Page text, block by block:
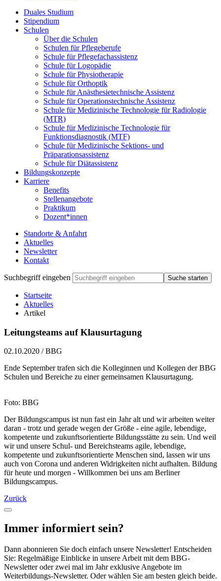
Duales Studium
Stipendium
Schulen
Über die Schulen
Schulen für Pflegeberufe
Schule für Pflegefachassistenz
Schule für Logopädie
Schule für Physiotherapie
Schule für Orthoptik
Schule für Anästhesietechnische Assistenz
Schule für Operationstechnische Assistenz
Schule für Medizinische Technologie für Radiologie
(MTR)
Schule für Medizinische Technologie für
Funktionsdiagnostik (MTF)
Schule für Medizinische Sektions- und
Präparationsassistenz
Schule für Diätassistenz
Bildungskonzepte
Karriere
Benefits
Stellenangebote
Praktikum
Dozent*innen
Standorte & Anfahrt
Aktuelles
Newsletter
Kontakt
Suchbegriff eingeben Suche starten
Startseite
Aktuelles
Artikel
Leitungsteams auf Klausurtagung
02.10.2020 /BBG
Ende September trafen sich die Kolleginnen und Kollegen der BBG
Schulen und Bereiche zu einer gemeinsamen Klausurtagung.
Foto: BBG
Der Bildungscampus ist nun fast ein Jahr alt und wir arbeiten weiter
daran - trotz und gerade wegen der Größe - eine agile, lebendige,
kompetente und zukunftsorientierte Bildungsstätte zu sein. Und weil
wir und unsere Schul- und Bereichsteams agile, lebendige,
kompetente und zukunftsorientierte Menschen sind, lassen wir uns
auch von Corona und anderen Widrigkeiten nicht aufhalten. Bildung
für heute und morgen - Willkommen bei uns am Berliner
Bildungscampus.
Zurück
Immer informiert sein?
Dann abonnieren Sie doch einfach unsere Newsletter! Entscheiden
Sie: Regelmäßige Einblicke in unsere Arbeit mit dem BBG-
Newsletter oder zwei mal im Jahr exklusive Angebote im
Weiterbildungs-Newsletter. Oder wählen Sie am besten gleich beide.